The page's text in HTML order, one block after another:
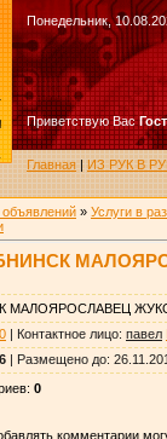
Понедельник,
Приветствую Вас
Главная|ИЗ РУК В
объявлений» Услуги в
МАЛОЯРОСЛАВЕЦ
| Контактное лицо: павел
| Размещено до:
: 0
комментарии